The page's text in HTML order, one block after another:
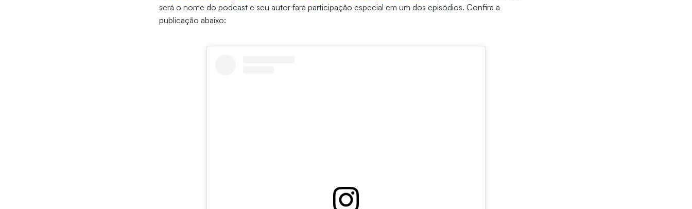
será o nome do podcast e seu autor fará participação especial em um dos episódios. Confira a
publicação abaixo: